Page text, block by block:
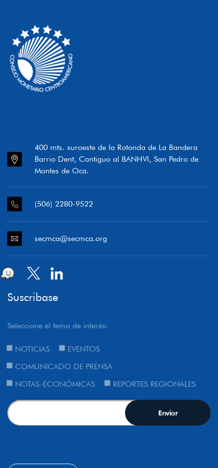
400 mts. suroeste de la Rotonda de La Bandera
Barrio Dent, Contiguo al BANHVI, San Pedro de
Montes de Oca.
(506) 2280-9522
secmca@secmca.org
Suscribase
Seleccione el tema de interés:
NOTICIAS
EVENTOS
COMUNICADO DE PRENSA
NOTAS-ECONÓMICAS
REPORTES REGIONALES